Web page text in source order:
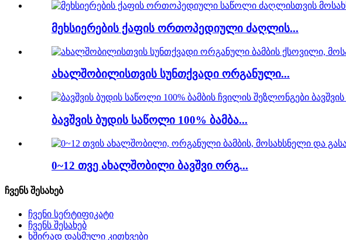
მეხსიერების ქაფის ორთოპედიული ძაღლის...
ახალშობილისთვის სუნთქვადი ორგანული...
ბავშვის ბუდის საწოლი 100% ბამბა...
0~12 თვე ახალშობილი ბავშვი ორგ...
ჩვენს შესახებ
ჩვენი სერტიფიკატი
ჩვენს შესახებ
ხშირად დასმული კითხვები